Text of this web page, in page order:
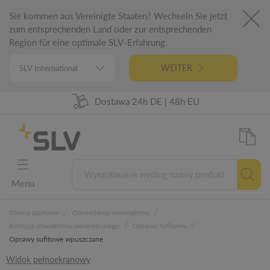
Sie kommen aus Vereinigte Staaten? Wechseln Sie jetzt
zum entsprechenden Land oder zur entsprechenden
Region für eine optimale SLV-Erfahrung.
WEITER
98% Dostępności towarów
Dostawa 24h DE | 48h EU
5 lat gwarancji
Niemiecka inżynieria
Menu
Oprawy sufitowe wpuszczane
Widok pełnoekranowy